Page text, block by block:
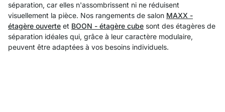
séparation, car elles n'assombrissent ni ne réduisent
visuellement la pièce. Nos rangements de salon MAXX -
étagère ouverte et BOON - étagère cube sont des étagères de
séparation idéales qui, grâce à leur caractère modulaire,
peuvent être adaptées à vos besoins individuels.